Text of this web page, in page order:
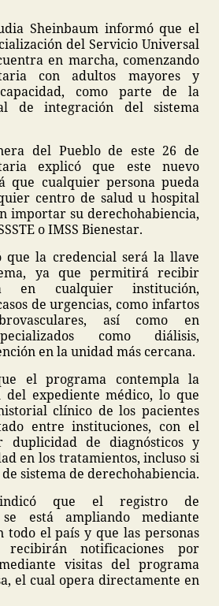
Sheinbaum informó que el
del Servicio Universal
en marcha, comenzando
con adultos mayores y
como parte de la
de integración del sistema
del Pueblo de este 26 de
explicó que este nuevo
que cualquier persona pueda
centro de salud u hospital
importar su derechohabiencia,
o IMSS Bienestar.
que la credencial será la llave
ya que permitirá recibir
en cualquier institución,
de urgencias, como infartos
así como en
como diálisis,
en la unidad más cercana.
el programa contempla la
expediente médico, lo que
clínico de los pacientes
entre instituciones, con el
duplicidad de diagnósticos y
en los tratamientos, incluso si
sistema de derechohabiencia.
que el registro de
se está ampliando mediante
todo el país y que las personas
recibirán notificaciones por
visitas del programa
el cual opera directamente en